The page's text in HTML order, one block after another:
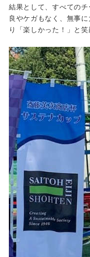
結果として、すべての
良やケガもなく、無事
り「楽しかった！」と